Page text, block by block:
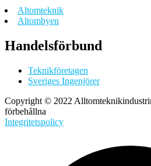
Altomteknik
Altombyen
Handelsförbund
Teknikföretagen
Sveriges Ingenjörer
Copyright © 2022
förbehållna
Integritetspolicy